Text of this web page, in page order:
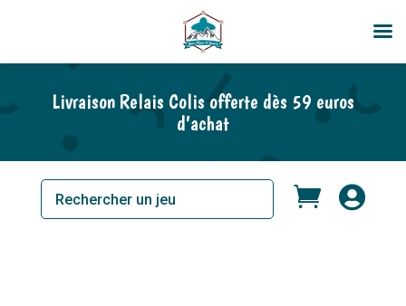
Livraison Relais Colis offerte dès 59 euros
d’achat
 